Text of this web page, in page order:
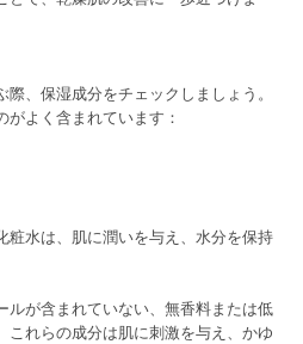
、保湿成分をチェックしましょう。
よく含まれています：
粧水は、肌に潤いを与え、水分を保持
ルが含まれていない、無香料または低
これらの成分は肌に刺激を与え、かゆ